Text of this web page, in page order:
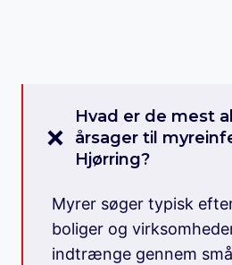
Hvad er de mest
årsager til
Hjørring?
Myrer søger typisk
boliger og
indtrænge gennem